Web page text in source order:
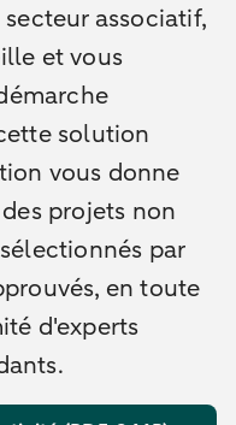
associatif,
et vous
solution
vous donne
projets non
par
en toute
d'experts